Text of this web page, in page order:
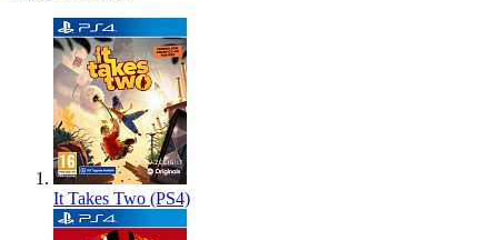
It Takes Two (PS4)